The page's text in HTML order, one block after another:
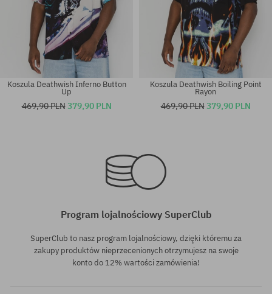
Koszula Deathwish Inferno Button
Up
469,90 PLN379,90 PLN
Koszula Deathwish Boiling Point
Rayon
469,90 PLN379,90 PLN
Program lojalnościowy SuperClub
SuperClub to nasz program lojalnościowy, dzięki któremu za
zakupy produktów nieprzecenionych otrzymujesz na swoje
konto do 12% wartości zamówienia!